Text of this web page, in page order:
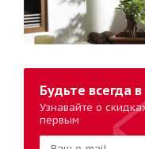
Будьте всегда
Узнавайте о
первым